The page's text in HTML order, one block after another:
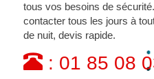
tous vos besoins de
contacter tous les jours à
de nuit, devis rapide.
: 01 85 08